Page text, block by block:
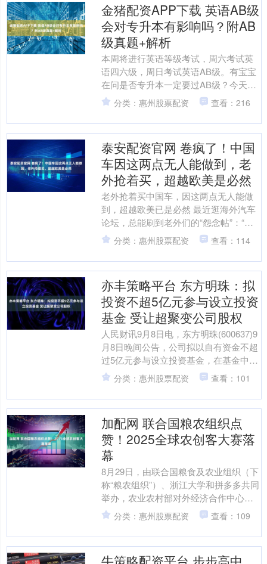
金猪配资APP下载 英语AB级
会对专升本有影响吗？附AB
级真题+解析
本周将进行英语等级考试，周六考试英
语四六级，周日考试英语AB级。有宝宝
在问是否专升本一定要过AB级？今天学
姐和大家统一讲解一下吧~ 文尾附2025
年6月英语AB....
分类：惠州股票配资 查看：216
泰安配资官网 卷疯了！中国
车因这两点无人能做到，老
外抢着买，超越欧美是必然
老外抢着买中国车，因这两点无人能做
到，超越欧美已是必然 最近逛海外汽车
论坛，总能刷到老外们的“怨念帖”：“为
了等辆中国SUV，我放弃了预约半年的
宝马”“隔壁邻居....
分类：惠州股票配资 查看：114
亦丰策略平台 东方明珠：拟
投资不超5亿元参与设立投资
基金 受让超聚变公司股权
人民财讯9月8日电，东方明珠(600637)9
月8日晚间公告，公司拟以自有资金不超
过5亿元参与设立投资基金，在基金中的
出资比例不超过50%，并担任有限合伙
人。若....
分类：惠州股票配资 查看：101
加配网 联合国粮农组织点
赞！2025全球农创客大赛落
幕
8月29日，由联合国粮食及农业组织（下
称“粮农组织”）、浙江大学和拼多多共同
举办，农业农村部对外经济合作中心、
杭州市滨江区人民政府支持的“2025 年全
球农创客....
分类：惠州股票配资 查看：109
牛策略配资平台 步步高中